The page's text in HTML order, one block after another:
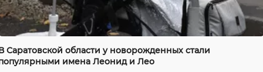
Саратовской области у новорожденных стали
имена Леонид и Лео